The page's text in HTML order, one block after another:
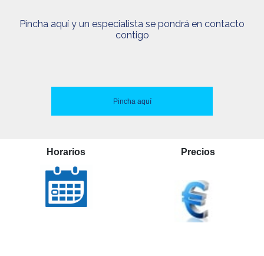
Pincha aquí y un especialista se pondrá en contacto
contigo
Pincha aquí
Horarios Precios